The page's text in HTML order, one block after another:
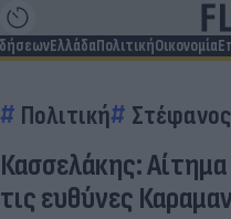
ΕλλάδαΠολιτικήΟικονομία
Πολιτική
Κασσελάκης: Αίτημα
τις ευθύνες